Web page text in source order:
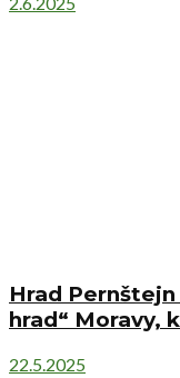
Hrad
hrad“ Moravy,
22.5.2025